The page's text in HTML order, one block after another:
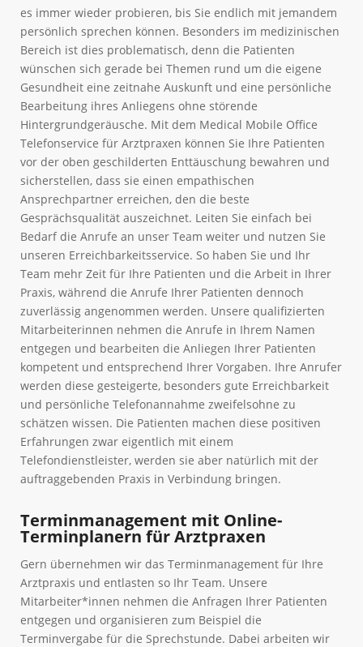
es immer wieder probieren, bis Sie endlich mit jemandem
persönlich sprechen können. Besonders im medizinischen
Bereich ist dies problematisch, denn die Patienten
wünschen sich gerade bei Themen rund um die eigene
Gesundheit eine zeitnahe Auskunft und eine persönliche
Bearbeitung ihres Anliegens ohne störende
Hintergrundgeräusche. Mit dem Medical Mobile Office
Telefonservice für Arztpraxen können Sie Ihre Patienten
vor der oben geschilderten Enttäuschung bewahren und
sicherstellen, dass sie einen empathischen
Ansprechpartner erreichen, den die beste
Gesprächsqualität auszeichnet. Leiten Sie einfach bei
Bedarf die Anrufe an unser Team weiter und nutzen Sie
unseren Erreichbarkeitsservice. So haben Sie und Ihr
Team mehr Zeit für Ihre Patienten und die Arbeit in Ihrer
Praxis, während die Anrufe Ihrer Patienten dennoch
zuverlässig angenommen werden. Unsere qualifizierten
Mitarbeiterinnen nehmen die Anrufe in Ihrem Namen
entgegen und bearbeiten die Anliegen Ihrer Patienten
kompetent und entsprechend Ihrer Vorgaben. Ihre Anrufer
werden diese gesteigerte, besonders gute Erreichbarkeit
und persönliche Telefonannahme zweifelsohne zu
schätzen wissen. Die Patienten machen diese positiven
Erfahrungen zwar eigentlich mit einem
Telefondienstleister, werden sie aber natürlich mit der
auftraggebenden Praxis in Verbindung bringen.
Terminmanagement mit Online-
Terminplanern für Arztpraxen
Gern übernehmen wir das Terminmanagement für Ihre
Arztpraxis und entlasten so Ihr Team. Unsere
Mitarbeiter*innen nehmen die Anfragen Ihrer Patienten
entgegen und organisieren zum Beispiel die
Terminvergabe für die Sprechstunde. Dabei arbeiten wir